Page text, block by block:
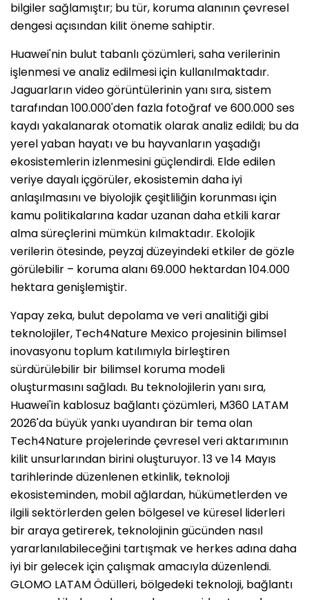
bilgiler sağlamıştır; bu tür, koruma alanının çevresel
dengesi açısından kilit öneme sahiptir.
Huawei'nin bulut tabanlı çözümleri, saha verilerinin
işlenmesi ve analiz edilmesi için kullanılmaktadır.
Jaguarların video görüntülerinin yanı sıra, sistem
tarafından 100.000'den fazla fotoğraf ve 600.000 ses
kaydı yakalanarak otomatik olarak analiz edildi; bu da
yerel yaban hayatı ve bu hayvanların yaşadığı
ekosistemlerin izlenmesini güçlendirdi. Elde edilen
veriye dayalı içgörüler, ekosistemin daha iyi
anlaşılmasını ve biyolojik çeşitliliğin korunması için
kamu politikalarına kadar uzanan daha etkili karar
alma süreçlerini mümkün kılmaktadır. Ekolojik
verilerin ötesinde, peyzaj düzeyindeki etkiler de gözle
görülebilir – koruma alanı 69.000 hektardan 104.000
hektara genişlemiştir.
Yapay zeka, bulut depolama ve veri analitiği gibi
teknolojiler, Tech4Nature Mexico projesinin bilimsel
inovasyonu toplum katılımıyla birleştiren
sürdürülebilir bir bilimsel koruma modeli
oluşturmasını sağladı. Bu teknolojilerin yanı sıra,
Huawei'in kablosuz bağlantı çözümleri, M360 LATAM
2026'da büyük yankı uyandıran bir tema olan
Tech4Nature projelerinde çevresel veri aktarımının
kilit unsurlarından birini oluşturuyor. 13 ve 14 Mayıs
tarihlerinde düzenlenen etkinlik, teknoloji
ekosisteminden, mobil ağlardan, hükümetlerden ve
ilgili sektörlerden gelen bölgesel ve küresel liderleri
bir araya getirerek, teknolojinin gücünden nasıl
yararlanılabileceğini tartışmak ve herkes adına daha
iyi bir gelecek için çalışmak amacıyla düzenlendi.
GLOMO LATAM Ödülleri, bölgedeki teknoloji, bağlantı